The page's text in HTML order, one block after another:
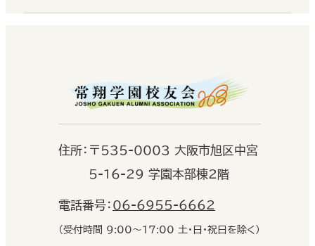
住所： 〒535-0003 大阪市旭区中宮
5-16-29 学園本部棟2階
電話番号： 06-6955-6662
（受付時間 9:00〜17:00 土・日・祝日を除く）